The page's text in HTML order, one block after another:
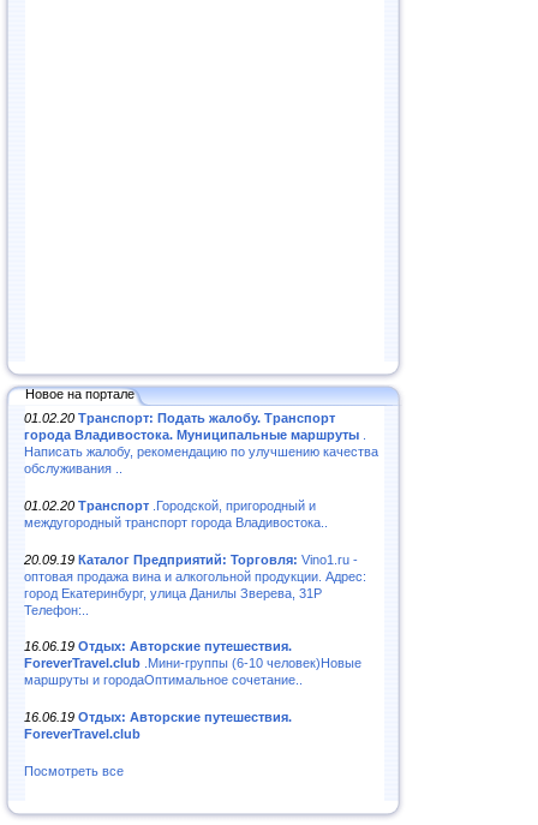
Новое на портале
01.02.20 Транспорт: Подать жалобу. Транспорт
города Владивостока. Муниципальные маршруты
Написать жалобу, рекомендацию по улучшению качества
обслуживания ..
01.02.20 Транспорт .Городской, пригородный и
междугородный транспорт города Владивостока..
20.09.19 Каталог Предприятий: Торговля: Vino1.ru -
оптовая продажа вина и алкогольной продукции. Адрес:
город Екатеринбург, улица Данилы Зверева, 31Р
Телефон:..
16.06.19 Отдых: Авторские путешествия.
ForeverTravel.club .Мини-группы (6-10 человек)Новые
маршруты и городаОптимальное сочетание..
16.06.19 Отдых: Авторские путешествия.
ForeverTravel.club
Посмотреть все